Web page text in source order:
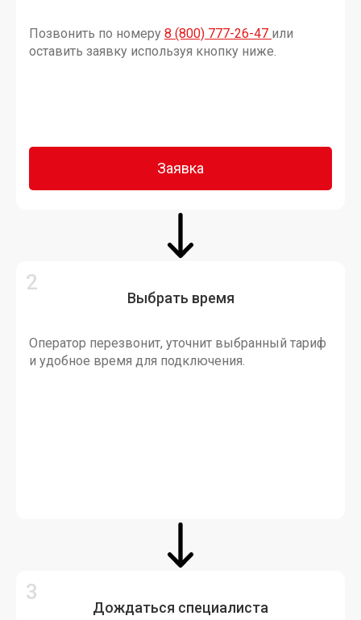
Позвонить по номеру 8 (800) 777-26-47 или
оставить заявку используя кнопку ниже.
Заявка
Выбрать время
Оператор перезвонит, уточнит выбранный тариф
и удобное время для подключения.
Дождаться специалиста